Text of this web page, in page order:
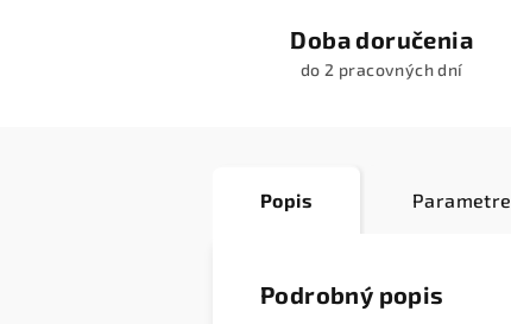
Doba doručenia
do 2 pracovných dní
Popis Parametre
Podrobný popis